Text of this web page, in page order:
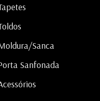
Sanca
Sanfonada